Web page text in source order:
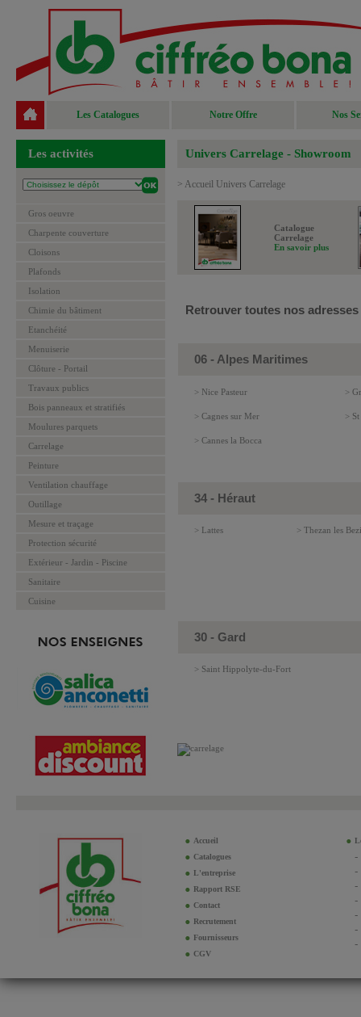
Les Catalogues Notre Offre Nos
Les activités
Gros oeuvre
Charpente couverture
Cloisons
Plafonds
Isolation
Chimie du bâtiment
Etanchéité
Menuiserie
Clôture - Portail
Travaux publics
Bois panneaux et stratifiés
Moulures parquets
Carrelage
Peinture
Ventilation chauffage
Outillage
Mesure et traçage
Protection sécurité
Extérieur - Jardin - Piscine
Sanitaire
Cuisine
Univers Carrelage - Showroom
> Accueil Univers Carrelage
Catalogue
Carrelage
En savoir plus
Retrouver toutes nos
06 - Alpes Maritimes
> Nice Pasteur >
> Cagnes sur Mer >
> Cannes la Bocca
34 - Héraut
> Lattes > Thezan les
30 - Gard
> Saint Hippolyte-du-Fort
Accueil
Catalogues
L'entreprise
Rapport RSE
Contact
Recrutement
Fournisseurs
CGV